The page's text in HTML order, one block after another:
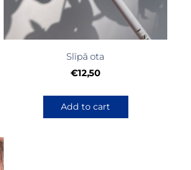
Slīpā ota
€12,50
Add to cart